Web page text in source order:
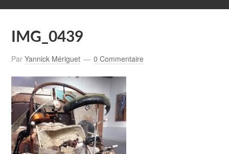
IMG_0439
ParYannick Mériguet 0 Commentaire